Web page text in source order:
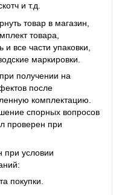
и т.д.
товар в магазин,
товара,
все части упаковки,
маркировки.
получении на
после
комплектацию.
спорных вопросов
проверен при
при условии
покупки.